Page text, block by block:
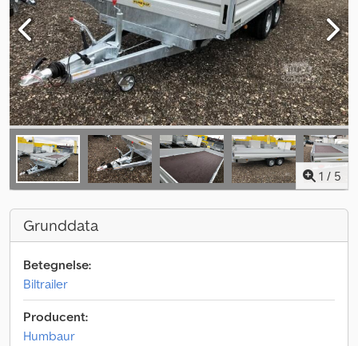
1 / 5
Grunddata
Betegnelse:
Biltrailer
Producent:
Humbaur